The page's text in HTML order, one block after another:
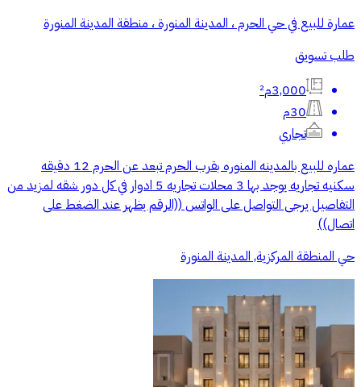
عمارة للبيع في حي الحرم ، المدينة المنورة ، منطقة المدينة المنورة
طلب تسويق
3,000م²
30م
تجاري
عماره للبيع بالمدينه المنوره بقرب الحرم تبعد عن الحرم 12 دقيقه
سكنيه تجاريه يوجد بها 3 محلات تجاريه 5 ادوار في كل دور شقه لمزيد من
التفاصيل يرجى التواصل على الواتس ((الرقم يظهر عند الضغط على
اتصال))
حي المنطقة المركزية, المدينة المنورة